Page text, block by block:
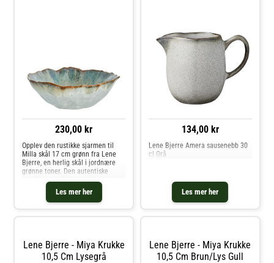
230,00 kr
Les mer her
Opplev den rustikke sjarmen til
Milla skål 17 cm grønn fra Lene
Bjerre, en herlig skål i jordnære
grønne toner. Den autentiske
til Milla-serien gir et jordnært
preg til alt servise. Den robuste
konstruksjonen sikrer
134,00 kr
Les mer her
Lene Bjerre Amera sausenebb 30
cl Grå
Lene Bjerre - Miya Krukke
10,5 Cm Lysegrå
Lene Bjerre - Miya Krukke
10,5 Cm Brun/lys Gull